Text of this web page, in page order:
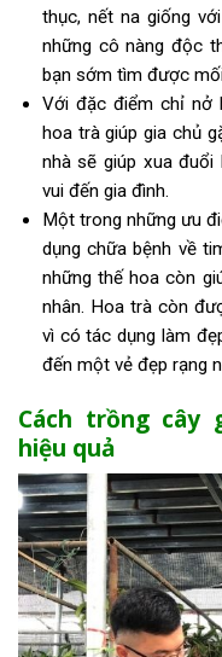
thục, nết na giống
những cô nàng độc
bạn sớm tìm được
Với đặc điểm chỉ nở
hoa trà giúp gia chủ
nhà sẽ giúp xua đuổi
vui đến gia đình.
Một trong những ưu
dụng chữa bệnh về
những thế hoa còn
nhân. Hoa trà còn
vì có tác dụng làm
đến một vẻ đẹp rạng
Cách trồng
hiệu quả